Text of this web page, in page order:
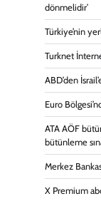
dönmelidir’
Türkiye’nin
Turknet
ABD’den
Euro
ATA AÖF
bütünleme
Merkez
X Premium